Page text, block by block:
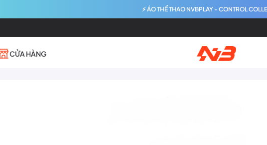
CỬA HÀNG
⚡ ÁO THỂ THAO NVBPLAY - CONTROL